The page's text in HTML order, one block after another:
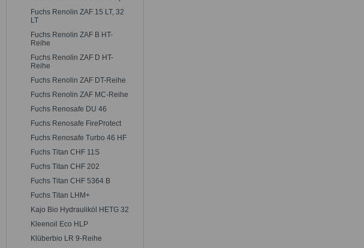
Fuchs Renolin ZAF 15 LT, 32
LT
Fuchs Renolin ZAF B HT-
Reihe
Fuchs Renolin ZAF D HT-
Reihe
Fuchs Renolin ZAF DT-Reihe
Fuchs Renolin ZAF MC-Reihe
Fuchs Renosafe DU 46
Fuchs Renosafe FireProtect
Fuchs Renosafe Turbo 46 HF
Fuchs Titan CHF 11S
Fuchs Titan CHF 202
Fuchs Titan CHF 5364 B
Fuchs Titan LHM+
Kajo Bio Hydrauliköl HETG 32
Kleenoil Eco HLP
Klüberbio LR 9-Reihe